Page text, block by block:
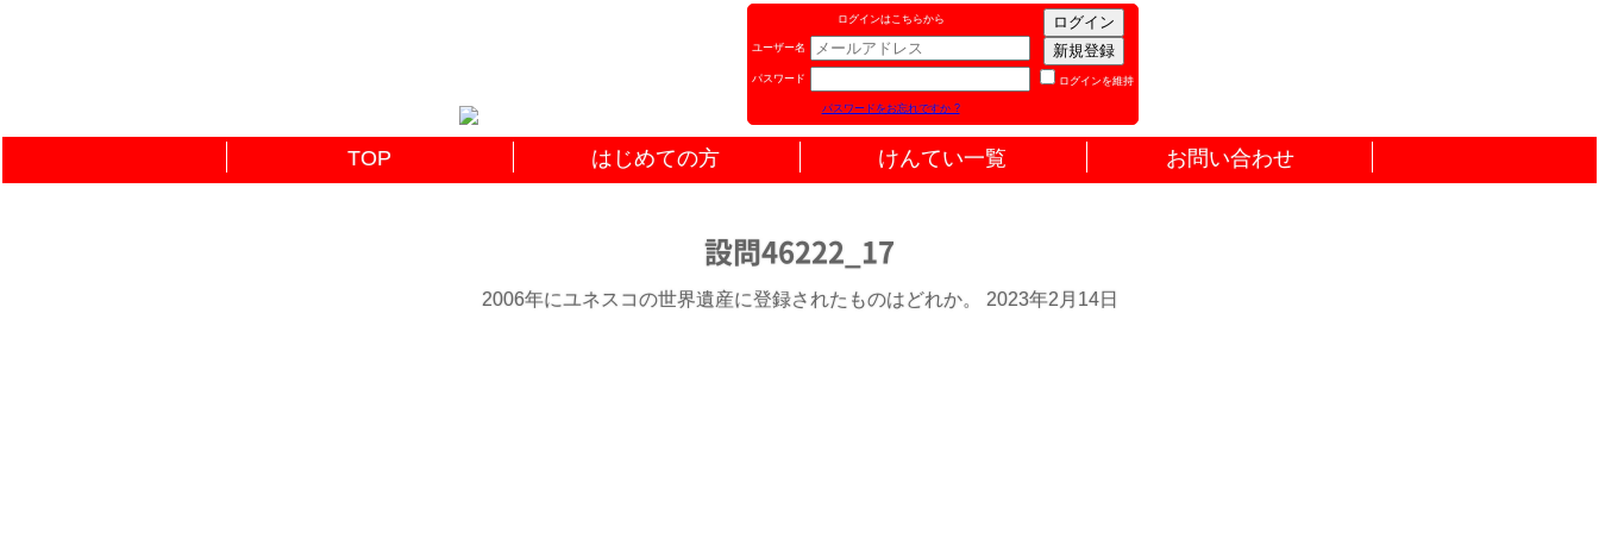
ログインはこちらから
ログインを維持
ユーザー名
パスワード
パスワードをお忘れですか ?
TOP はじめての方 けんてい一覧 お問い合わせ
設問46222_17
2006年にユネスコの世界遺産に登録されたものはどれか。 2023年2月14日